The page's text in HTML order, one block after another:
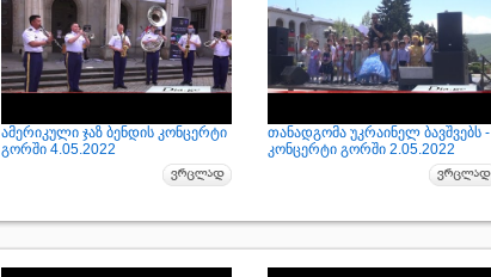
ამერიკული ჯაზ ბენდის კონცერტი
გორში 4.05.2022
თანადგომა უკრაინელ ბავშვებს -
კონცერტი გორში 2.05.2022